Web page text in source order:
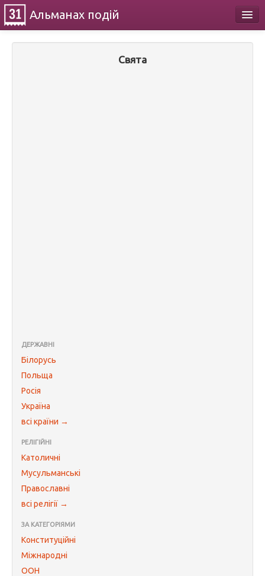
Альманах подій
Свята
ДЕРЖАВНІ
Білорусь
Польща
Росія
Україна
всі країни →
РЕЛІГІЙНІ
Католичні
Мусульманські
Православні
всі релігії →
ЗА КАТЕГОРІЯМИ
Конституційні
Міжнародні
ООН